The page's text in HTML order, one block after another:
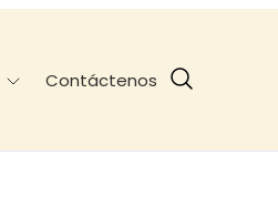
Contáctenos